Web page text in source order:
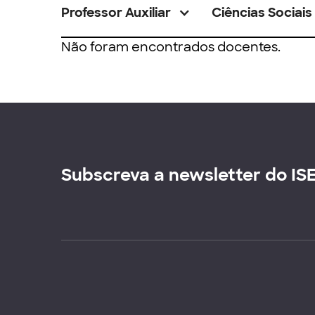
Professor Auxiliar Ciências Sociais
Não foram encontrados docentes.
Subscreva a newsletter do